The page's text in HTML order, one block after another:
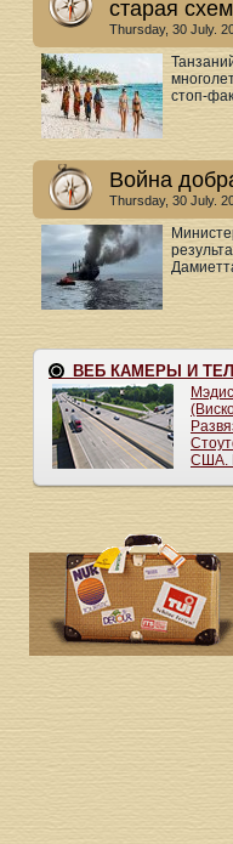
старая
Thursday, 30 July.
стоп-
Война
Thursday, 30 July.